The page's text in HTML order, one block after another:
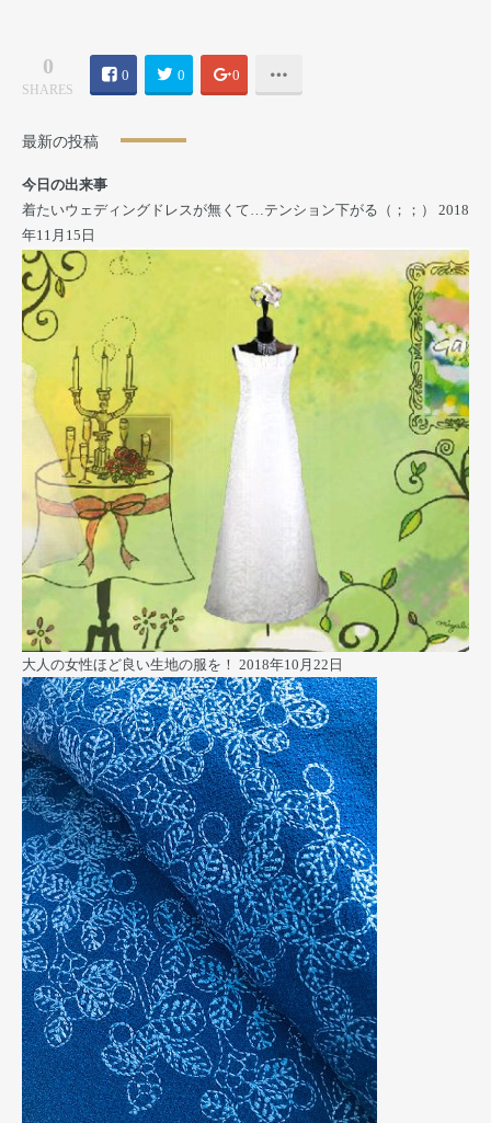
0
SHARES
0 0 0
最新の投稿
今日の出来事
着たいウェディングドレスが無くて…テンション下がる（；；）
2018
年11月15日
大人の女性ほど良い生地の服を！ 2018年10月22日